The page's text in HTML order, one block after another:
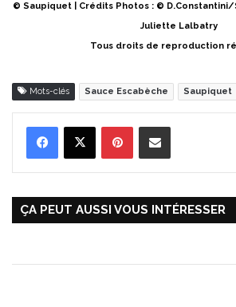
© Saupiquet | Crédits Photos : ©
Juliette Lalbatry
Tous droits de reproduction
Mots-clés Sauce Escabèche Saupiquet
ÇA PEUT AUSSI VOUS INTÉRESSER